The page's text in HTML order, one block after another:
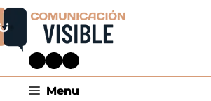
Menu